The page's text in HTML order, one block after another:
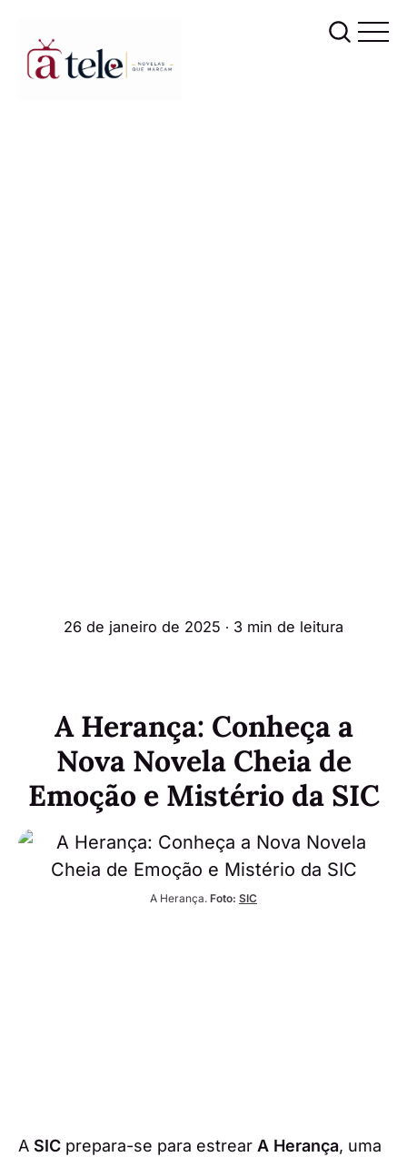
26 de janeiro de 2025 ∙ 3 min de leitura
A Herança: Conheça a
Nova Novela Cheia de
Emoção e Mistério da SIC
A Herança. Foto: SIC
A SIC prepara-se para estrear A Herança, uma